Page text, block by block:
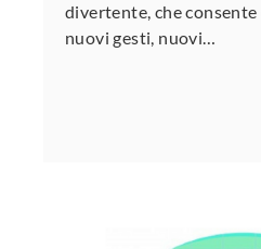
divertente, che
nuovi gesti, nuovi…